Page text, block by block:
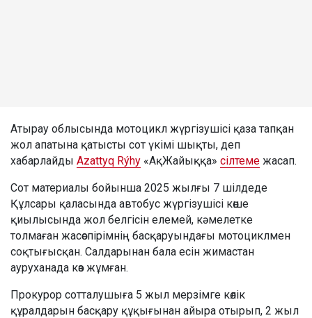
Атырау облысында мотоцикл жүргізушісі қаза тапқан
жол апатына қатысты сот үкімі шықты, деп
хабарлайды Azattyq Rýhy «АқЖайыққа» сілтеме жасап.
Сот материалы бойынша 2025 жылғы 7 шілдеде
Құлсары қаласында автобус жүргізушісі көше
қиылысында жол белгісін елемей, кәмелетке
толмаған жасөспірімнің басқаруындағы мотоциклмен
соқтығысқан. Салдарынан бала есін жимастан
ауруханада көз жұмған.
Прокурор сотталушыға 5 жыл мерзімге көлік
құралдарын басқару құқығынан айыра отырып, 2 жыл